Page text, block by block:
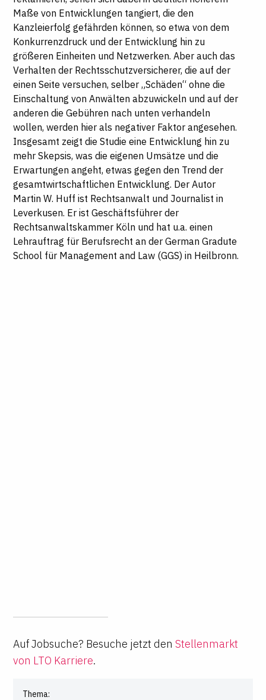
Maße von Entwicklungen tangiert, die den
Kanzleierfolg gefährden können, so etwa von dem
Konkurrenzdruck und der Entwicklung hin zu
größeren Einheiten und Netzwerken. Aber auch das
Verhalten der Rechtsschutzversicherer, die auf der
einen Seite versuchen, selber „Schäden“ ohne die
Einschaltung von Anwälten abzuwickeln und auf der
anderen die Gebühren nach unten verhandeln
wollen, werden hier als negativer Faktor angesehen.
Insgesamt zeigt die Studie eine Entwicklung hin zu
mehr Skepsis, was die eigenen Umsätze und die
Erwartungen angeht, etwas gegen den Trend der
gesamtwirtschaftlichen Entwicklung. Der Autor
Martin W. Huff ist Rechtsanwalt und Journalist in
Leverkusen. Er ist Geschäftsführer der
Rechtsanwaltskammer Köln und hat u.a. einen
Lehrauftrag für Berufsrecht an der German Gradute
School für Management and Law (GGS) in Heilbronn.
Auf Jobsuche? Besuche jetzt den Stellenmarkt
von LTO Karriere.
Thema: